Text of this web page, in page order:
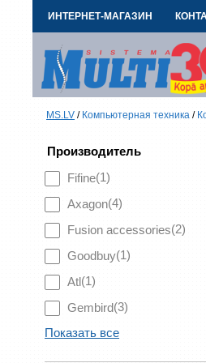
ИНТЕРНЕТ-МАГАЗИН
MS.LV / Компьютерная техника /
Производитель
Fifine(1)
Axagon(4)
Fusion accessories(2)
Goodbuy(1)
Atl(1)
Gembird(3)
Показать все